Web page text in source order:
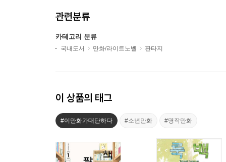
관련분류
카테고리 분류
국내도서 만화/라이트노벨 판타지
이 상품의 태그
#이만화가대단하다 #소년만화 #명작만화